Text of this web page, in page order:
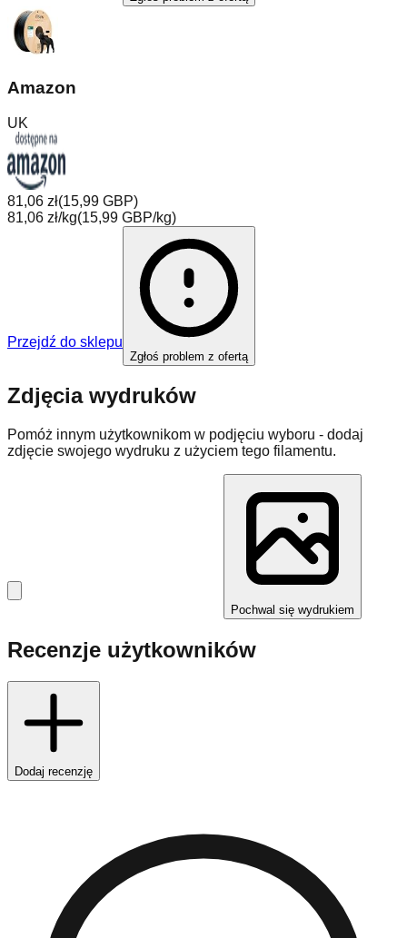
Amazon
UK
81,06 zł(15,99 GBP)
81,06 zł/kg(15,99 GBP/kg)
Przejdź do sklepu
Zgłoś problem z ofertą
Zdjęcia wydruków
Pomóż innym użytkownikom w podjęciu wyboru - dodaj
zdjęcie swojego wydruku z użyciem tego filamentu.
Pochwal się wydrukiem
Recenzje użytkowników
Dodaj recenzję